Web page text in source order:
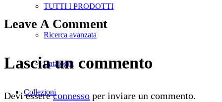
TUTTI I PRODOTTI
Ricerca avanzata
Cataloghi
Collezioni
Leave A Comment
Lascia un commento
Devi essereconnesso per inviare un commento.